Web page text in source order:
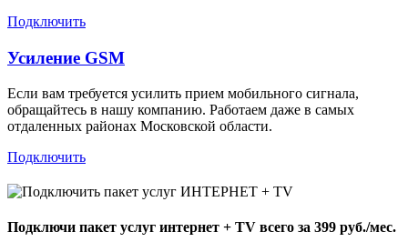
Подключить
Усиление GSM
Если вам требуется усилить прием мобильного сигнала,
обращайтесь в нашу компанию. Работаем даже в самых
отдаленных районах Московской области.
Подключить
Подключи пакет услуг интернет + TV всего за 399 руб./мес.